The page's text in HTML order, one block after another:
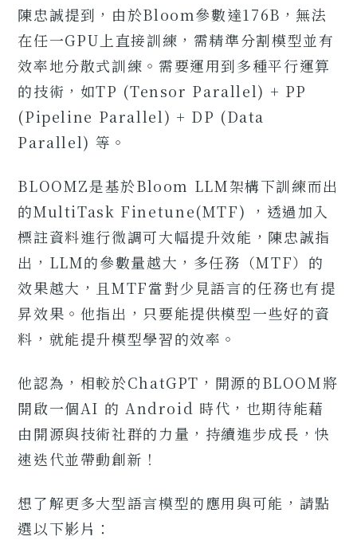
陳忠誠提到，由於Bloom參數達176B，無法
在任一GPU上直接訓練，需精準分割模型並有
效率地分散式訓練。需要運用到多種平行運算
的技術，如TP (Tensor Parallel) + PP
(Pipeline Parallel) + DP (Data
Parallel) 等。
BLOOMZ是基於Bloom LLM架構下訓練而出
的MultiTask Finetune(MTF) ，透過加入
標註資料進行微調可大幅提升效能，陳忠誠指
出，LLM的參數量越大，多任務（MTF）的
效果越大，且MTF當對少見語言的任務也有提
昇效果。他指出，只要能提供模型一些好的資
料，就能提升模型學習的效率。
他認為，相較於ChatGPT，開源的BLOOM將
開啟一個AI 的 Android 時代，也期待能藉
由開源與技術社群的力量，持續進步成長，快
速迭代並帶動創新！
想了解更多大型語言模型的應用與可能，請點
選以下影片：